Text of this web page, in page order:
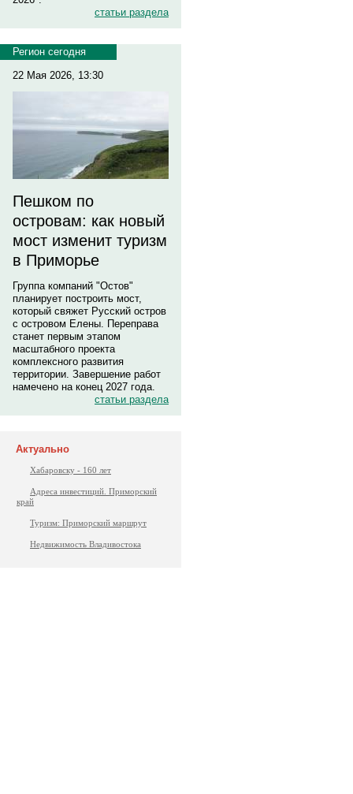
статьи раздела
Регион сегодня
22 Мая 2026, 13:30
Пешком по
островам: как новый
мост изменит туризм
в Приморье
Группа компаний "Остов"
планирует построить мост,
который свяжет Русский остров
с островом Елены. Переправа
станет первым этапом
масштабного проекта
комплексного развития
территории. Завершение работ
намечено на конец 2027 года.
статьи раздела
Актуально
Хабаровску - 160 лет
Адреса инвестиций. Приморский
край
Туризм: Приморский маршрут
Недвижимость Владивостока